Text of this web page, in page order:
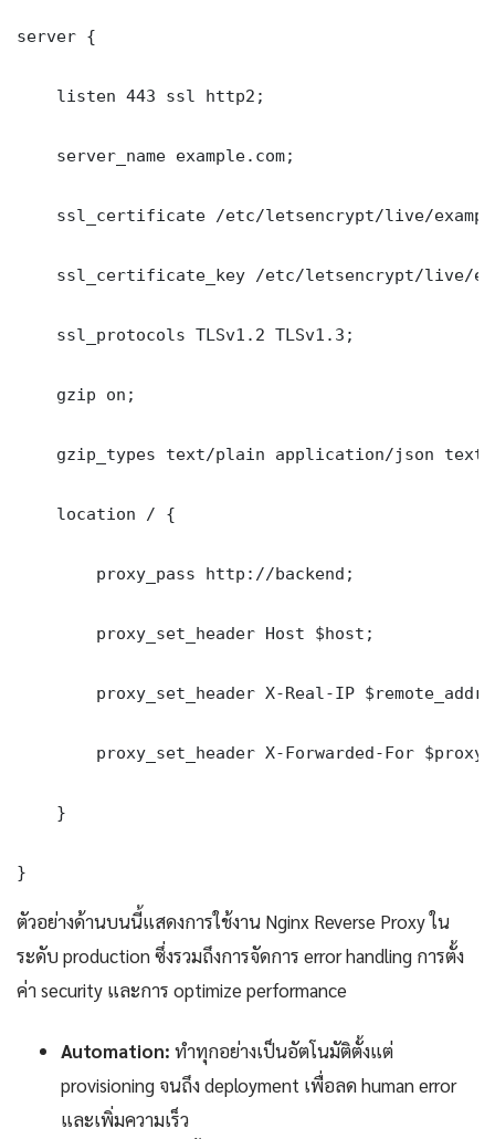
server {
    listen 443 ssl http2;
    server_name example.com;
ssl_certificate /etc/letsencrypt/live/
ssl_certificate_key /etc/letsencrypt/live/
    ssl_protocols TLSv1.2 TLSv1.3;
    gzip on;
gzip_types text/plain application/json
    location / {
        proxy_pass http://backend;
        proxy_set_header Host $host;
        proxy_set_header X-Real-IP $remote_addr;
proxy_set_header X-Forwarded-For
    }
}
ตัวอย่างด้านบนนี้แสดงการใช้งาน Nginx Reverse Proxy ใน
ระดับ production ซึ่งรวมถึงการจัดการ error handling การตั้ง
ค่า security และการ optimize performance
Automation: ทำทุกอย่างเป็นอัตโนมัติตั้งแต่
provisioning จนถึง deployment เพื่อลด human error
และเพิ่มความเร็ว